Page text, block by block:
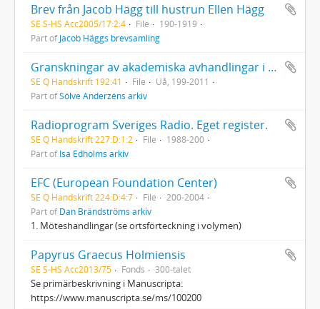
Brev från Jacob Hägg till hustrun Ellen Hägg
SE S-HS Acc2005/17:2:4 File
190-1919
Part ofJacob Häggs brevsamling
Granskningar av akademiska avhandlingar i teologi och sociologi,
SE Q Handskrift 192:41 File
Uå, 199-2011
Part ofSölve Anderzéns arkiv
Radioprogram Sveriges Radio. Eget register.
SE Q Handskrift 227:D:1:2 File
1988-200
Part ofIsa Edholms arkiv
EFC (European Foundation Center)
SE Q Handskrift 224:D:4:7 File
200-2004
Part ofDan Brändströms arkiv
1. Möteshandlingar (se ortsförteckning i volymen)
Papyrus Graecus Holmiensis
SE S-HS Acc2013/75 Fonds 300-talet
Se primärbeskrivning i Manuscripta:
https://www.manuscripta.se/ms/100200